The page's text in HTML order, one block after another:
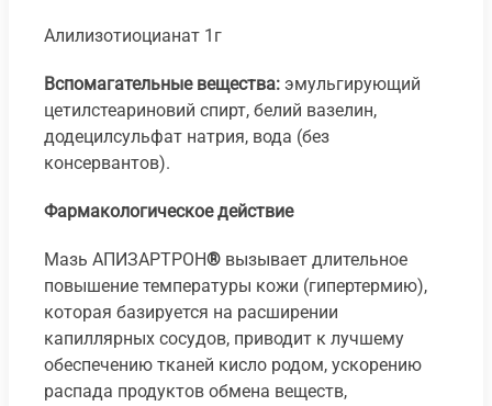
Алилизотиоцианат 1г
Вспомагательные вещества: эмульгирующий
цетилстеариновий спирт, белий вазелин,
додецилсульфат натрия, вода (без
консервантов).
Фармакологическое действие
Мазь АПИЗАРТРОН® вызывает длительное
повышение температуры кожи (гипертермию),
которая базируется на расширении
капиллярных сосудов, приводит к лучшему
обеспечению тканей кисло родом, ускорению
распада продуктов обмена веществ,